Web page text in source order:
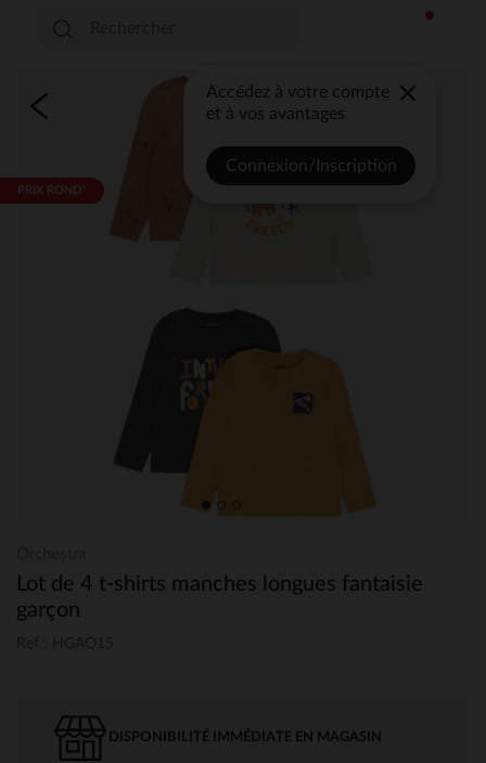
Accédez à votre compte
et à vos avantages
Connexion/Inscription
PRIX ROND*
Lot de 4 t-shirts manches longues fantaisie
garçon
DISPONIBILITÉ IMMÉDIATE EN MAGASIN